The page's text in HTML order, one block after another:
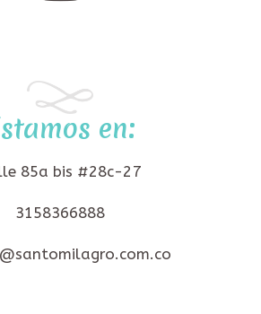
en:
85a bis #28c-27
3158366888